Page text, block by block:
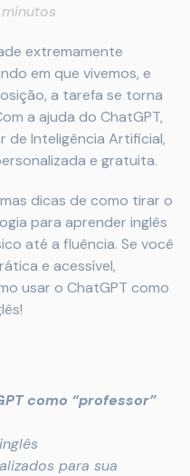
extremamente
em que vivemos, e
a tarefa se torna
a ajuda do ChatGPT,
de Inteligência Artificial,
e gratuita.
dicas de como tirar o
para aprender inglês
até a fluência. Se você
e acessível,
usar o ChatGPT como
como “professor”
para sua